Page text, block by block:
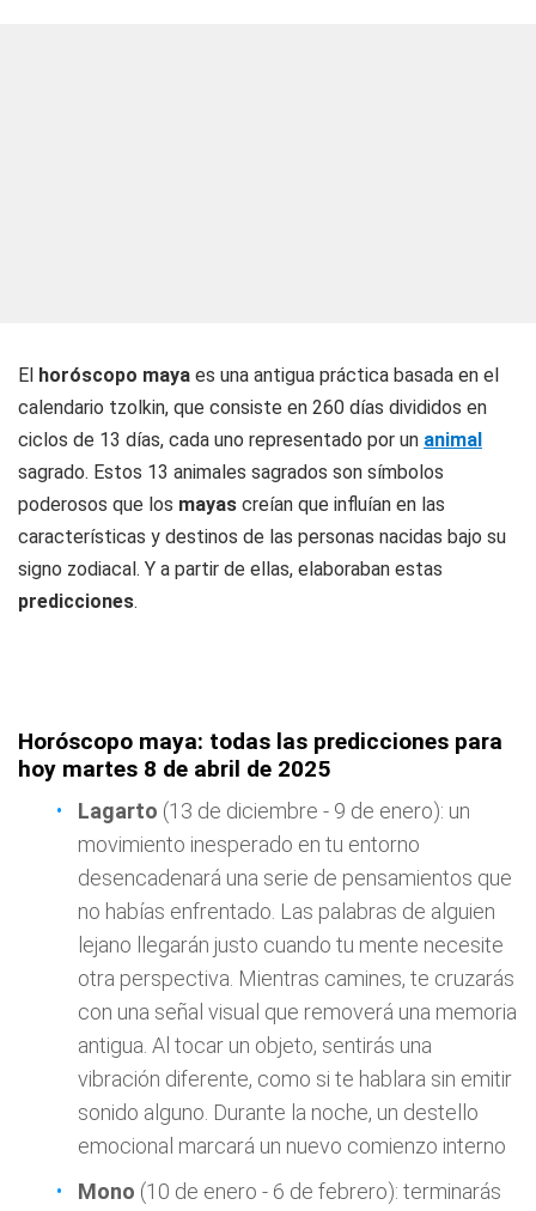
El horóscopo maya es una antigua práctica basada en el
calendario tzolkin, que consiste en 260 días divididos en
ciclos de 13 días, cada uno representado por un animal
sagrado. Estos 13 animales sagrados son símbolos
poderosos que los mayas creían que influían en las
características y destinos de las personas nacidas bajo su
signo zodiacal. Y a partir de ellas, elaboraban estas
predicciones.
Horóscopo maya: todas las predicciones para
hoy martes 8 de abril de 2025
Lagarto (13 de diciembre - 9 de enero): un
movimiento inesperado en tu entorno
desencadenará una serie de pensamientos que
no habías enfrentado. Las palabras de alguien
lejano llegarán justo cuando tu mente necesite
otra perspectiva. Mientras camines, te cruzarás
con una señal visual que removerá una memoria
antigua. Al tocar un objeto, sentirás una
vibración diferente, como si te hablara sin emitir
sonido alguno. Durante la noche, un destello
emocional marcará un nuevo comienzo interno
Mono (10 de enero - 6 de febrero): terminarás